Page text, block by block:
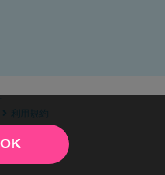
利用規約
OK